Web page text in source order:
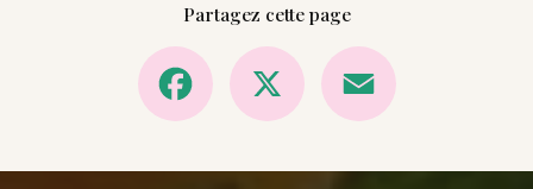
Partagez cette page
Facebook